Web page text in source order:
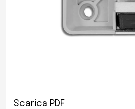
Scarica PDF